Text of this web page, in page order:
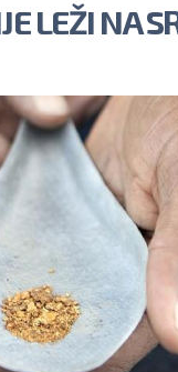
LEŽI NA